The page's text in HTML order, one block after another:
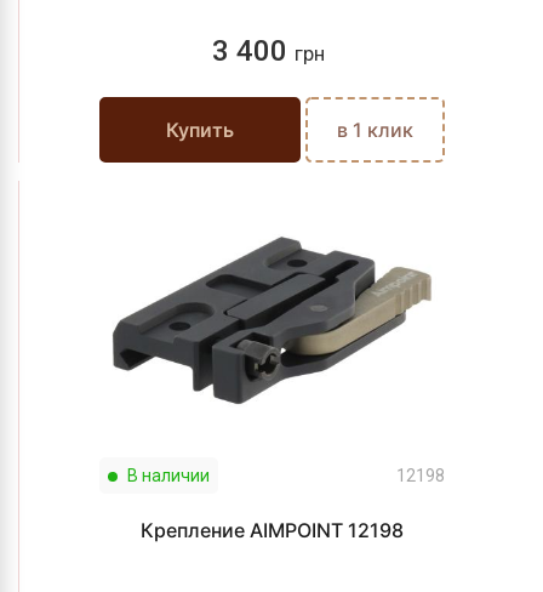
3 400 грн
Купить в 1 клик
В наличии 12198
Крепление AIMPOINT 12198